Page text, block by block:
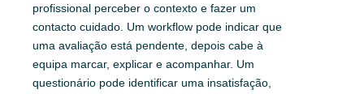
profissional perceber o contexto e fazer um
contacto cuidado. Um workflow pode indicar que
uma avaliação está pendente, depois cabe à
equipa marcar, explicar e acompanhar. Um
questionário pode identificar uma insatisfação,